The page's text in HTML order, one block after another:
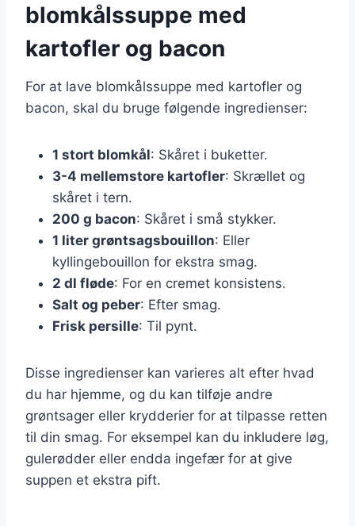
blomkålssuppe med
kartofler og bacon
For at lave blomkålssuppe med kartofler og
bacon, skal du bruge følgende ingredienser:
1 stort blomkål: Skåret i buketter.
3-4 mellemstore kartofler: Skrællet og
skåret i tern.
200 g bacon: Skåret i små stykker.
1 liter grøntsagsbouillon: Eller
kyllingebouillon for ekstra smag.
2 dl fløde: For en cremet konsistens.
Salt og peber: Efter smag.
Frisk persille: Til pynt.
Disse ingredienser kan varieres alt efter hvad
du har hjemme, og du kan tilføje andre
grøntsager eller krydderier for at tilpasse retten
til din smag. For eksempel kan du inkludere løg,
gulerødder eller endda ingefær for at give
suppen et ekstra pift.